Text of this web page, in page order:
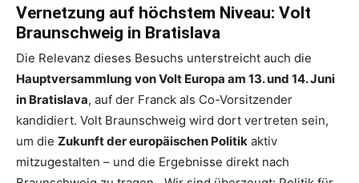
Vernetzung auf höchstem Niveau: Volt
Braunschweig in Bratislava
Die Relevanz dieses Besuchs unterstreicht auch die
Hauptversammlung von Volt Europa am 13. und 14. Juni
in Bratislava, auf der Franck als Co-Vorsitzender
kandidiert. Volt Braunschweig wird dort vertreten sein,
um die Zukunft der europäischen Politik aktiv
mitzugestalten – und die Ergebnisse direkt nach